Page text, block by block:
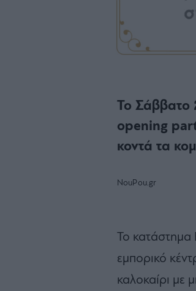
Το Σάββατο
opening
κοντά τα
NouPou.gr
Το κατάστημα
εμπορικό
καλοκαίρι με